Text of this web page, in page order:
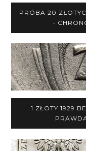
PRÓBA 20
-
1 ZŁOTY 1929